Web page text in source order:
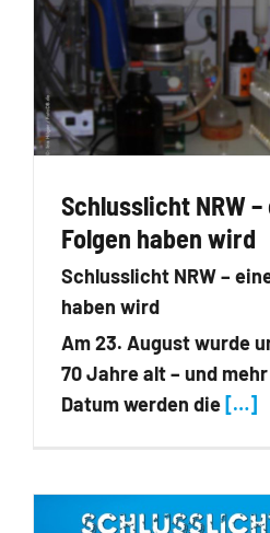
Schlusslicht NRW
Folgen haben wird
Schlusslicht NRW –
haben wird
Am 23. August wurde
70 Jahre alt – und
Datum werden die […]